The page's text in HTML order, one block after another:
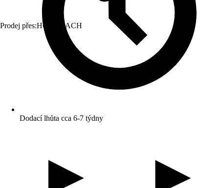
Prodej přes:HORNBACH
Dodací lhůta cca 6-7 týdny